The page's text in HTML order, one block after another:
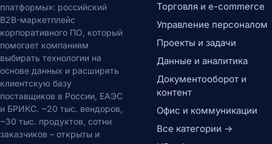
платформы»: российский
B2B-маркетплейс
корпоративного ПО, который
помогает компаниям
выбирать технологии на
основе данных и расширять
клиентскую базу
поставщиков в России, ЕАЭС
и БРИКС. ~20 тыс. вендоров,
~30 тыс. продуктов, сотни
заказчиков – открыты и
Торговля и e-commerce
Управление персоналом
Проекты и задачи
Данные и аналитика
Документооборот и
контент
Офис и коммуникации
Все категории →